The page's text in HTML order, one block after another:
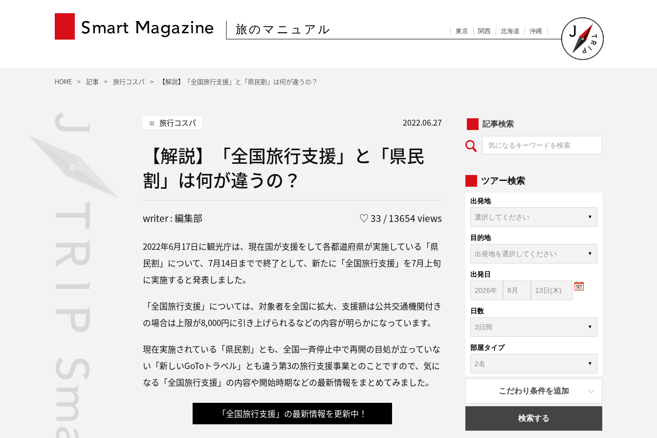
Smart Magazine 旅のマニュアル 東京 関西 北海道 沖縄
HOME 記事 旅行コスパ 【解説】「全国旅行支援」と「県民割」は何が違うの？
旅行コスパ 2022.06.27
【解説】「全国旅行支援」と「県民
割」は何が違うの？
writer : 編集部 ♡33 / 13654 views
2022年6月17日に観光庁は、現在国が支援をして各都道府県が実施している「県
民割」について、7月14日までで終了として、新たに「全国旅行支援」を7月上旬
に実施すると発表しました。
「全国旅行支援」については、対象者を全国に拡大、支援額は公共交通機関付き
の場合は上限が8,000円に引き上げられるなどの内容が明らかになっています。
現在実施されている「県民割」とも、全国一斉停止中で再開の目処が立っていな
い「新しいGoToトラベル」とも違う第3の旅行支援事業とのことですので、気に
なる「全国旅行支援」の内容や開始時期などの最新情報をまとめてみました。
「全国旅行支援」の最新情報を更新中！
記事検索
ツアー検索
出発地
目的地
出発日
日数
部屋タイプ
こだわり条件を追加
検索する